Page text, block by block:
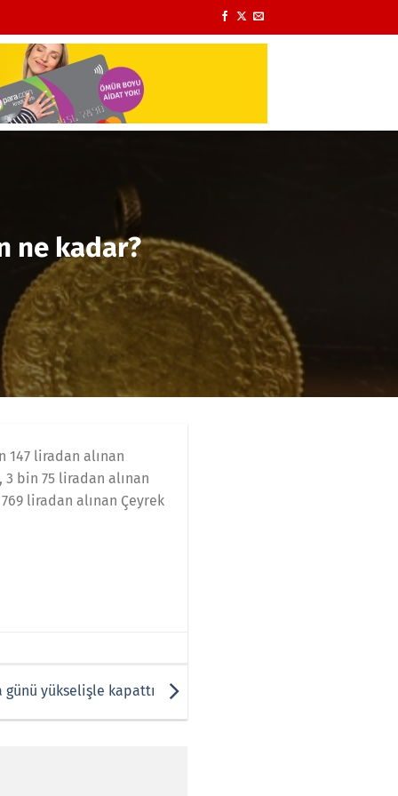
ne kadar?
147 liradan alınan
bin 75 liradan alınan
liradan alınan Çeyrek
günü yükselişle kapattı